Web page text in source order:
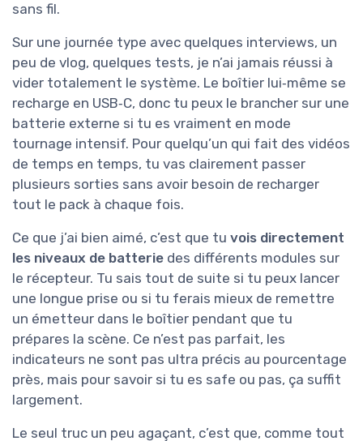
sans fil.
Sur une journée type avec quelques interviews, un
peu de vlog, quelques tests, je n’ai jamais réussi à
vider totalement le système. Le boîtier lui‑même se
recharge en USB‑C, donc tu peux le brancher sur une
batterie externe si tu es vraiment en mode
tournage intensif. Pour quelqu’un qui fait des vidéos
de temps en temps, tu vas clairement passer
plusieurs sorties sans avoir besoin de recharger
tout le pack à chaque fois.
Ce que j’ai bien aimé, c’est que tu vois directement
les niveaux de batterie des différents modules sur
le récepteur. Tu sais tout de suite si tu peux lancer
une longue prise ou si tu ferais mieux de remettre
un émetteur dans le boîtier pendant que tu
prépares la scène. Ce n’est pas parfait, les
indicateurs ne sont pas ultra précis au pourcentage
près, mais pour savoir si tu es safe ou pas, ça suffit
largement.
Le seul truc un peu agaçant, c’est que, comme tout